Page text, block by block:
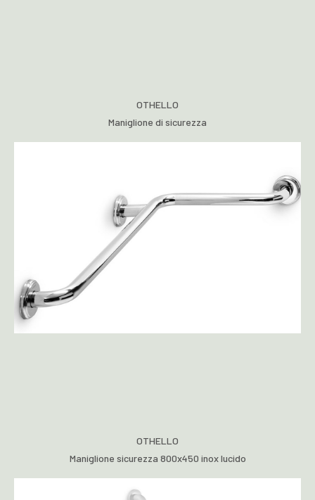
OTHELLO
Maniglione di sicurezza
OTHELLO
Maniglione sicurezza 800x450 inox lucido